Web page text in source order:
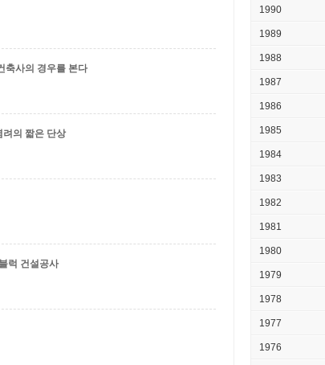
축사의 경우를 본다
려의 짧은 단상
럭 건설공사
1990
1989
1988
1987
1986
1985
1984
1983
1982
1981
1980
1979
1978
1977
1976